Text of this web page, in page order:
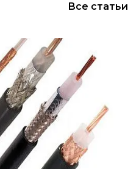
Все статьи